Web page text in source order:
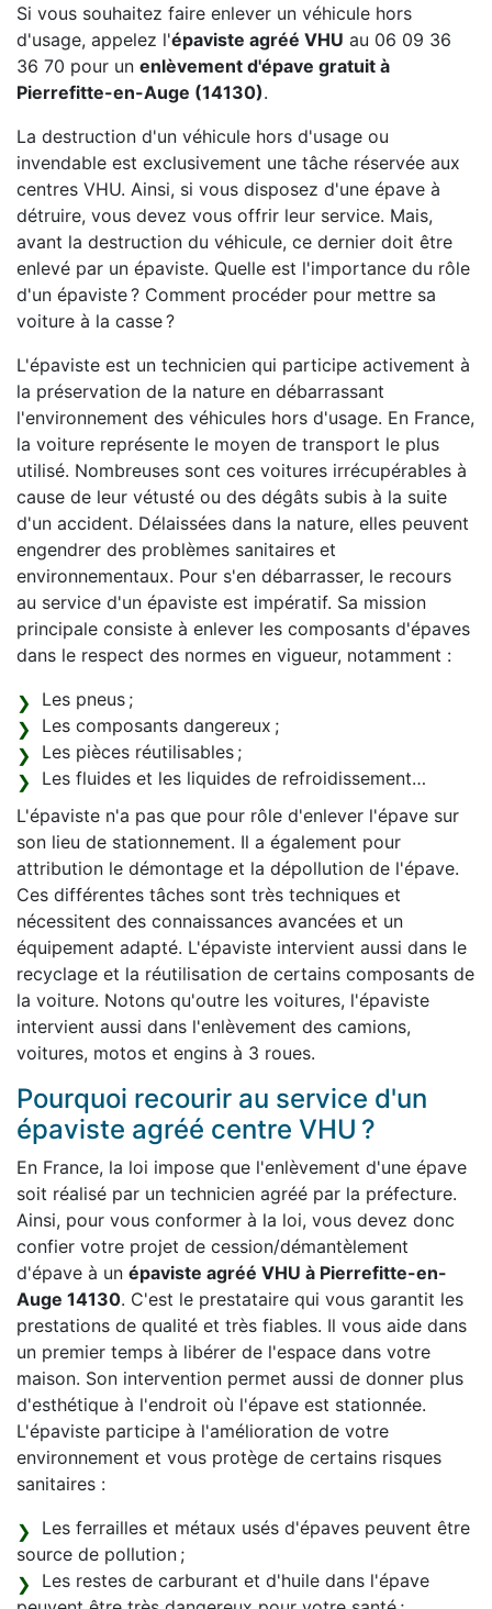
Si vous souhaitez faire enlever un véhicule hors
d'usage, appelez l'épaviste agréé VHU au 06 09 36
36 70 pour un enlèvement d'épave gratuit à
Pierrefitte-en-Auge (14130).
La destruction d'un véhicule hors d'usage ou
invendable est exclusivement une tâche réservée aux
centres VHU. Ainsi, si vous disposez d'une épave à
détruire, vous devez vous offrir leur service. Mais,
avant la destruction du véhicule, ce dernier doit être
enlevé par un épaviste. Quelle est l'importance du rôle
d'un épaviste ? Comment procéder pour mettre sa
voiture à la casse ?
L'épaviste est un technicien qui participe activement à
la préservation de la nature en débarrassant
l'environnement des véhicules hors d'usage. En France,
la voiture représente le moyen de transport le plus
utilisé. Nombreuses sont ces voitures irrécupérables à
cause de leur vétusté ou des dégâts subis à la suite
d'un accident. Délaissées dans la nature, elles peuvent
engendrer des problèmes sanitaires et
environnementaux. Pour s'en débarrasser, le recours
au service d'un épaviste est impératif. Sa mission
principale consiste à enlever les composants d'épaves
dans le respect des normes en vigueur, notamment :
Les pneus ;
Les composants dangereux ;
Les pièces réutilisables ;
Les fluides et les liquides de refroidissement…
L'épaviste n'a pas que pour rôle d'enlever l'épave sur
son lieu de stationnement. Il a également pour
attribution le démontage et la dépollution de l'épave.
Ces différentes tâches sont très techniques et
nécessitent des connaissances avancées et un
équipement adapté. L'épaviste intervient aussi dans le
recyclage et la réutilisation de certains composants de
la voiture. Notons qu'outre les voitures, l'épaviste
intervient aussi dans l'enlèvement des camions,
voitures, motos et engins à 3 roues.
Pourquoi recourir au service d'un
épaviste agréé centre VHU ?
En France, la loi impose que l'enlèvement d'une épave
soit réalisé par un technicien agréé par la préfecture.
Ainsi, pour vous conformer à la loi, vous devez donc
confier votre projet de cession/démantèlement
d'épave à un épaviste agréé VHU à Pierrefitte-en-
Auge 14130. C'est le prestataire qui vous garantit les
prestations de qualité et très fiables. Il vous aide dans
un premier temps à libérer de l'espace dans votre
maison. Son intervention permet aussi de donner plus
d'esthétique à l'endroit où l'épave est stationnée.
L'épaviste participe à l'amélioration de votre
environnement et vous protège de certains risques
sanitaires :
Les ferrailles et métaux usés d'épaves peuvent être
source de pollution ;
Les restes de carburant et d'huile dans l'épave